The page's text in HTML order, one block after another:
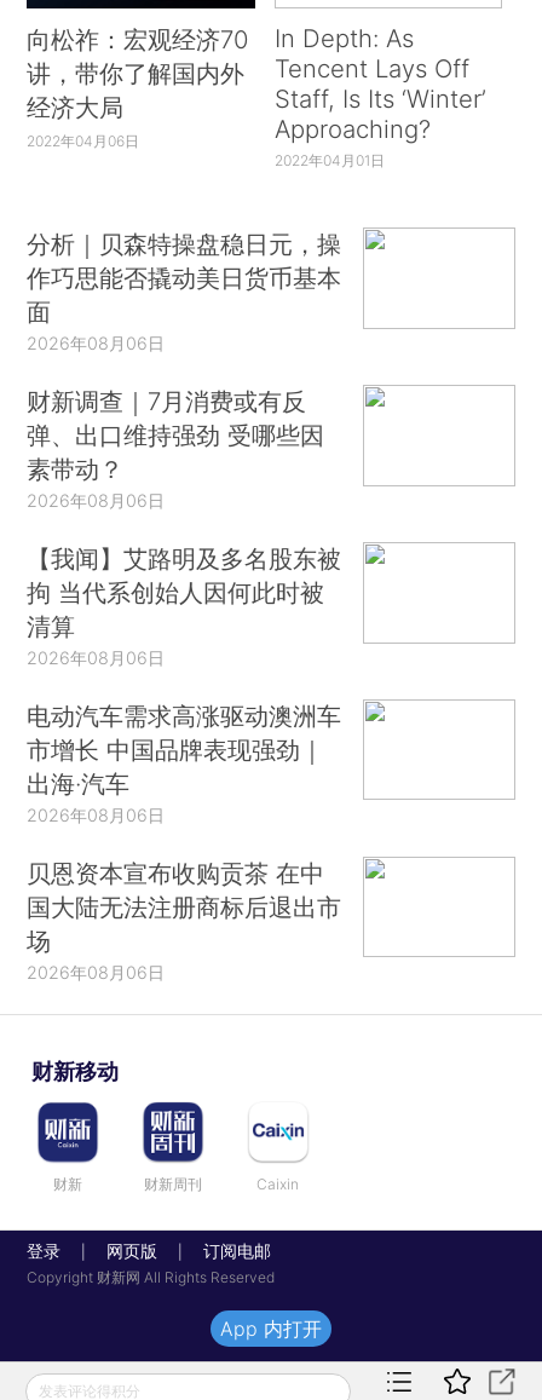
向松祚：宏观经济70
讲，带你了解国内外
经济大局
2022年04月06日
In Depth: As
Tencent Lays Off
Staff, Is Its ‘Winter’
Approaching?
2022年04月01日
分析｜贝森特操盘稳日元，操
作巧思能否撬动美日货币基本
面
2026年08月06日
财新调查｜7月消费或有反
弹、出口维持强劲 受哪些因
素带动？
2026年08月06日
【我闻】艾路明及多名股东被
拘 当代系创始人因何此时被
清算
2026年08月06日
电动汽车需求高涨驱动澳洲车
市增长 中国品牌表现强劲｜
出海·汽车
2026年08月06日
贝恩资本宣布收购贡茶 在中
国大陆无法注册商标后退出市
场
2026年08月06日
财新移动
财新 财新周刊 Caixin
登录 网页版 订阅电邮
Copyright 财新网 All Rights Reserved
发表评论得积分
App 内打开